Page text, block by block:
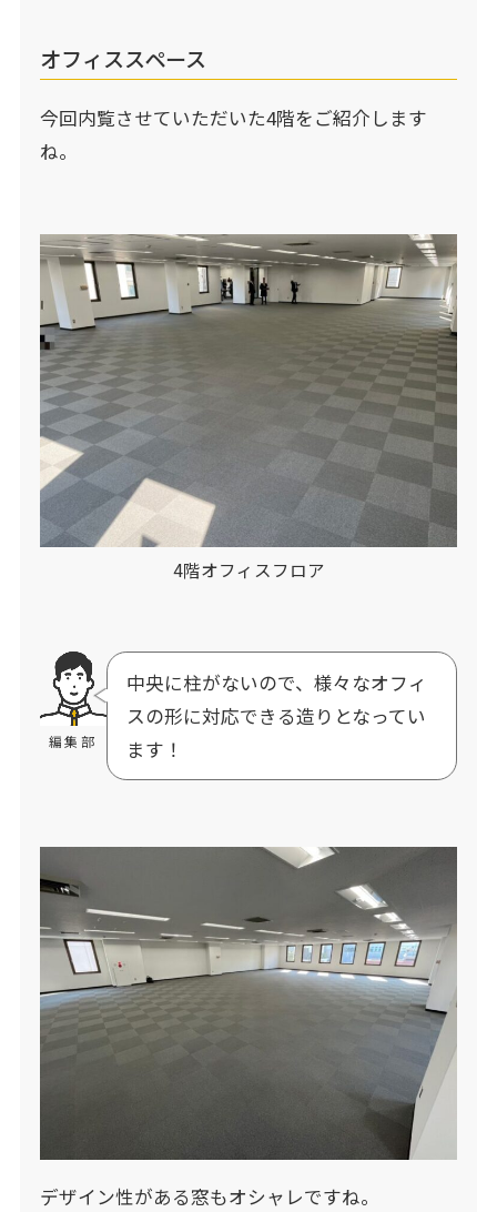
オフィススペース
今回内覧させていただいた4階をご紹介します
ね。
4階オフィスフロア
編集部
中央に柱がないので、様々なオフィ
スの形に対応できる造りとなってい
ます！
デザイン性がある窓もオシャレですね。